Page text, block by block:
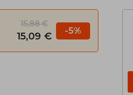
15,88 €
15,09 € -5%